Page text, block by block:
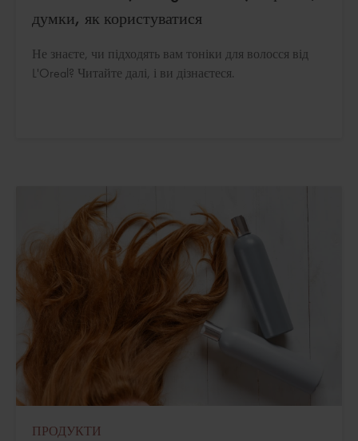
думки, як користуватися
Не знаєте, чи підходять вам тоніки для волосся від
L'Oreal? Читайте далі, і ви дізнаєтеся.
ПРОДУКТИ